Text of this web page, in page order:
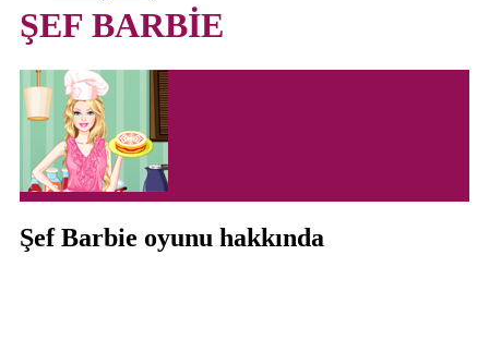
ŞEF BARBİE
Şef Barbie oyunu hakkında